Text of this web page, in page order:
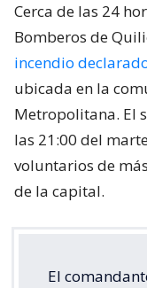
Cerca de las 24
Bomberos de
incendio
ubicada en la
Metropolitana. El
las 21:00 del
voluntarios de
de la capital.
El